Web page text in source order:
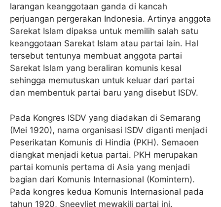
larangan keanggotaan ganda di kancah
perjuangan pergerakan Indonesia. Artinya anggota
Sarekat Islam dipaksa untuk memilih salah satu
keanggotaan Sarekat Islam atau partai lain. Hal
tersebut tentunya membuat anggota partai
Sarekat Islam yang beraliran komunis kesal
sehingga memutuskan untuk keluar dari partai
dan membentuk partai baru yang disebut ISDV.
Pada Kongres ISDV yang diadakan di Semarang
(Mei 1920), nama organisasi ISDV diganti menjadi
Peserikatan Komunis di Hindia (PKH). Semaoen
diangkat menjadi ketua partai. PKH merupakan
partai komunis pertama di Asia yang menjadi
bagian dari Komunis Internasional (Komintern).
Pada kongres kedua Komunis Internasional pada
tahun 1920, Sneevliet mewakili partai ini.